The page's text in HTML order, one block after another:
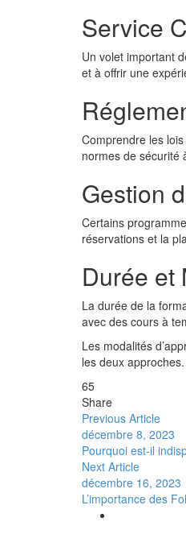
Service
Un volet important
et à offrir une
Comprendre les
normes de sécurité
Gestion
Certains
réservations et la
Durée et
La durée de la
avec des cours à
Les modalités
les deux approches.
65
Share
Previous Article
décembre 8, 2023
Pourquoi est-il
Next Article
décembre 16, 2023
L’importance des